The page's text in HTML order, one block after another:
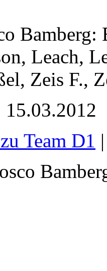
Bamberg:
Leach,
Zeis F.,
15.03.2012
Team D1